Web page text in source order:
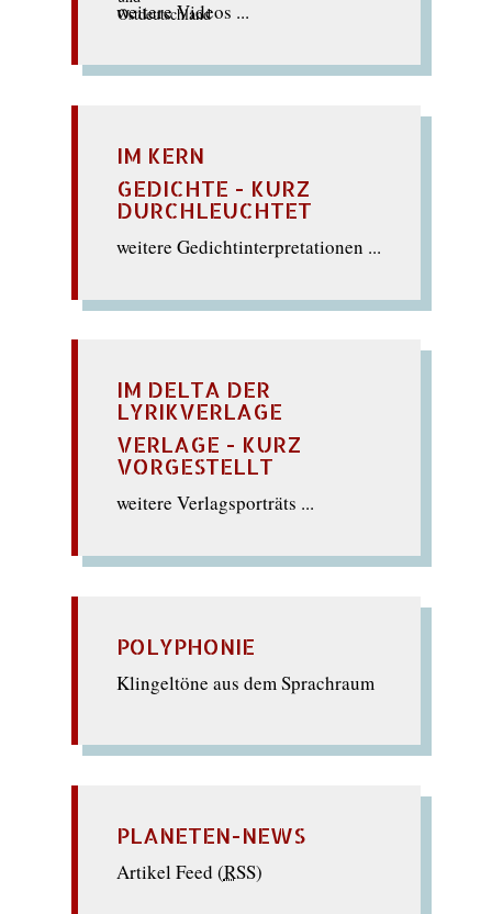
weitere Videos ...
IM KERN
GEDICHTE - KURZ
DURCHLEUCHTET
weitere Gedichtinterpretationen ...
IM DELTA DER
LYRIKVERLAGE
VERLAGE - KURZ
VORGESTELLT
weitere Verlagsporträts ...
POLYPHONIE
Klingeltöne aus dem Sprachraum
PLANETEN-NEWS
Artikel Feed (RSS)